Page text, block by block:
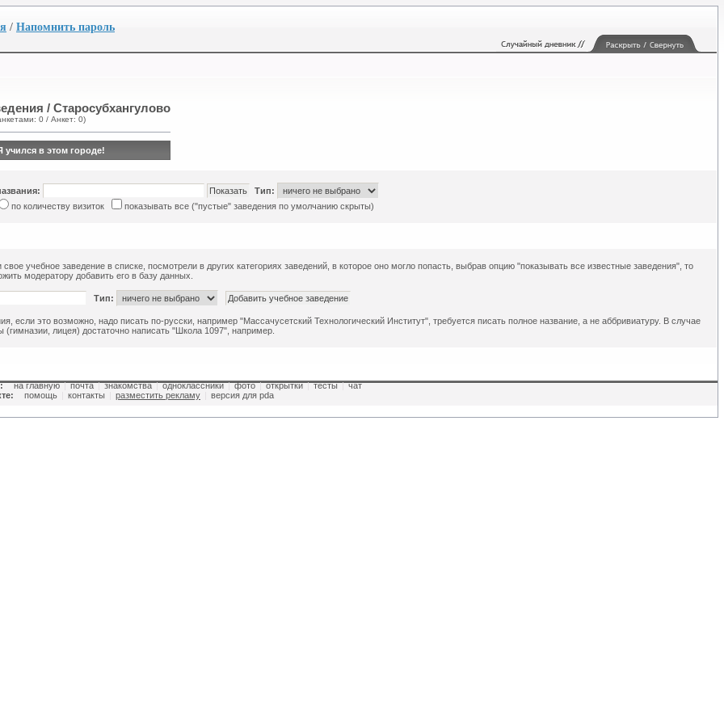
/ Напомнить пароль
/ Старосубхангулово
0 / Анкет: 0)
учился в этом городе!
Тип:
по количеству визиток показывать все ("пустые" заведения по умолчанию скрыты)
учебное заведение в списке, посмотрели в других категориях заведений, в которое оно могло попасть, выбрав опцию "показывать все известные заведения", то
модератору добавить его в базу данных.
Тип:
если это возможно, надо писать по-русски, например "Массачусетский Технологический Институт", требуется писать полное название, а не аббривиатуру. В случае
(гимназии, лицея) достаточно написать "Школа 1097", например.
на главную | почта | знакомства | одноклассники | фото | открытки | тесты | чат
помощь контакты разместить рекламу версия для pda